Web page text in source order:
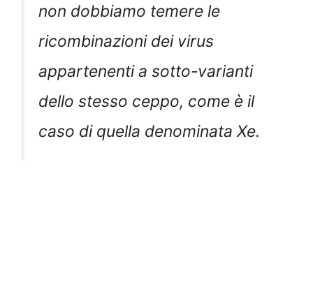
non dobbiamo temere le
ricombinazioni dei virus
appartenenti a sotto-varianti
dello stesso ceppo, come è il
caso di quella denominata Xe.